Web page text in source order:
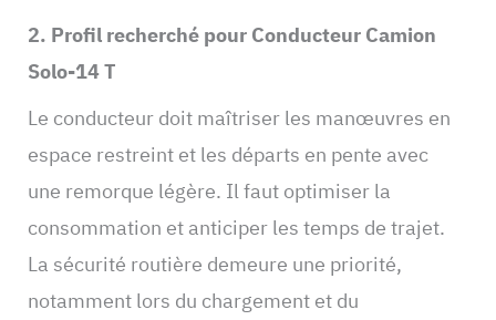
2. Profil recherché pour Conducteur Camion
Solo-14 T
Le conducteur doit maîtriser les manœuvres en
espace restreint et les départs en pente avec
une remorque légère. Il faut optimiser la
consommation et anticiper les temps de trajet.
La sécurité routière demeure une priorité,
notamment lors du chargement et du